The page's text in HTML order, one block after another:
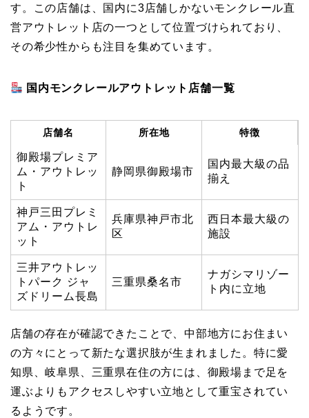
す。この店舗は、国内に3店舗しかないモンクレール直
営アウトレット店の一つとして位置づけられており、
その希少性からも注目を集めています。
国内モンクレールアウトレット店舗一覧
店舗名 所在地 特徴
御殿場プレミア
ム・アウトレッ
ト
静岡県御殿場市
国内最大級の品
揃え
神戸三田プレミ
アム・アウトレ
ット
兵庫県神戸市北
区
西日本最大級の
施設
三井アウトレッ
トパーク ジャ
ズドリーム長島
三重県桑名市
ナガシマリゾー
ト内に立地
店舗の存在が確認できたことで、中部地方にお住まい
の方々にとって新たな選択肢が生まれました。特に愛
知県、岐阜県、三重県在住の方には、御殿場まで足を
運ぶよりもアクセスしやすい立地として重宝されてい
るようです。